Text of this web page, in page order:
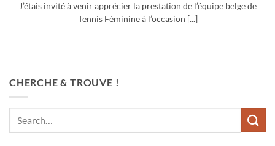
J’étais invité à venir apprécier la prestation de l’équipe belge de
Tennis Féminine à l’occasion [...]
CHERCHE & TROUVE !